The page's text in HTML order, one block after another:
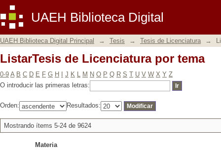
UAEH Biblioteca Digital
ListarTesis de Licenciatura por tema
UAEH Biblioteca Digital Principal → Tesis → Tesis de Licenciatura →
ListarTesis de Licenciatura por tema
0-9 A B C D E F G H J K L M N O P Q R S T U V W X Y Z
O introducir las primeras letras:
Orden: Resultados:
Mostrando ítems 5-24 de 9624
Materia